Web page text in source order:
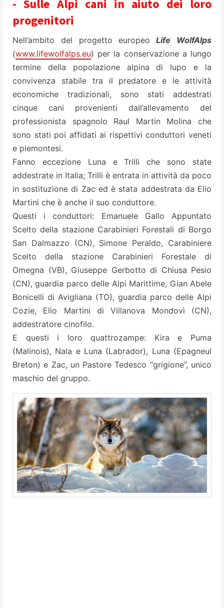
- Sulle Alpi cani in aiuto dei loro
progenitori
Nell’ambito del progetto europeo Life WolfAlps
(www.lifewolfalps.eu) per la conservazione a lungo
termine della popolazione alpina di lupo e la
convivenza stabile tra il predatore e le attività
economiche tradizionali, sono stati addestrati
cinque cani provenienti dall’allevamento del
professionista spagnolo Raul Martin Molina che
sono stati poi affidati ai rispettivi conduttori veneti
e piemontesi.
Fanno eccezione Luna e Trilli che sono state
addestrate in Italia; Trilli è entrata in attività da poco
in sostituzione di Zac ed è stata addestrata da Elio
Martini che è anche il suo conduttore.
Questi i conduttori: Emanuele Gallo Appuntato
Scelto della stazione Carabinieri Forestali di Borgo
San Dalmazzo (CN), Simone Peraldo, Carabiniere
Scelto della stazione Carabinieri Forestale di
Omegna (VB), Giuseppe Gerbotto di Chiusa Pesio
(CN), guardia parco delle Alpi Marittime, Gian Abele
Bonicelli di Avigliana (TO), guardia parco delle Alpi
Cozie, Elio Martini di Villanova Mondovì (CN),
addestratore cinofilo.
E questi i loro quattrozampe: Kira e Puma
(Malinois), Nala e Luna (Labrador), Luna (Epagneul
Breton) e Zac, un Pastore Tedesco “grigione”, unico
maschio del gruppo.